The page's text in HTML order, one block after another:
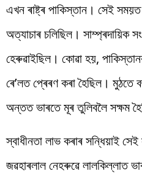
এখন ৰাষ্ট্ৰ পাকিস্তান। সেই
অত্যাচাৰ চলিছিল। সাম্প্ৰদায়িক
হেৰুৱাইছিল। কোৱা হয়,
ৰে’লত প্ৰেৰণ কৰা হৈছিল। মুঠতে
অন্তত ভাৰতে মূৰ তুলিবলৈ সক্ষম
স্বাধীনতা লাভ কৰাৰ সন্ধিয়াই
জৱহাৰলাল নেহৰুৱে লালকিল্লাত